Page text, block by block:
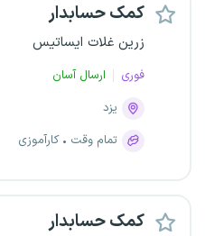
کمک حسابدار
زرین غلات ایساتیس
فوری
ارسال آسان
یزد
تمام وقت
کارآموزی
کمک حسابدار